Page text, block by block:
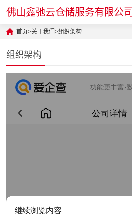
佛山鑫弛云仓储服务有限公司
首页>关于我们>组织架构
组织架构